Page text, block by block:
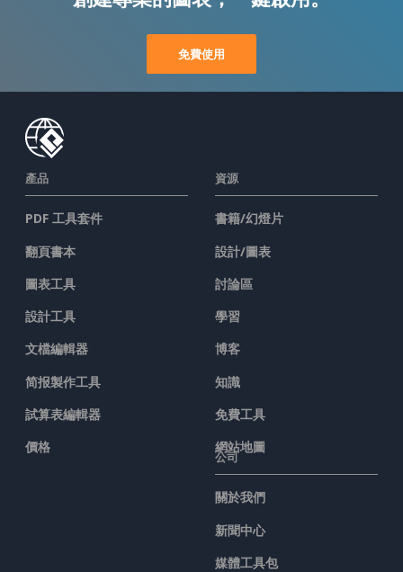
免費使用
產品
PDF 工具套件
翻頁書本
圖表工具
設計工具
文檔編輯器
简报製作工具
試算表編輯器
價格
資源
書籍/幻燈片
設計/圖表
討論區
學習
博客
知識
免費工具
網站地圖
公司
關於我們
新聞中心
媒體工具包